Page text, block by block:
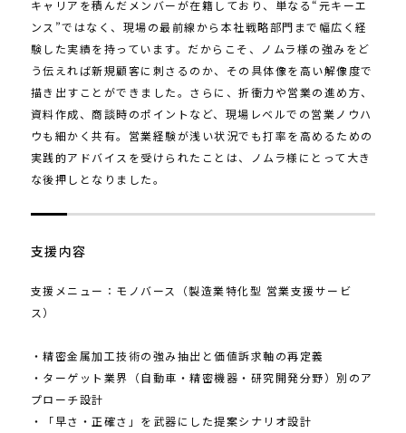
キャリアを積んだメンバーが在籍しており、単なる“元キーエ
ンス”ではなく、現場の最前線から本社戦略部門まで幅広く経
験した実績を持っています。だからこそ、ノムラ様の強みをど
う伝えれば新規顧客に刺さるのか、その具体像を高い解像度で
描き出すことができました。さらに、折衝力や営業の進め方、
資料作成、商談時のポイントなど、現場レベルでの営業ノウハ
ウも細かく共有。営業経験が浅い状況でも打率を高めるための
実践的アドバイスを受けられたことは、ノムラ様にとって大き
な後押しとなりました。
支援内容
支援メニュー：モノバース（製造業特化型 営業支援サービ
ス）
・精密金属加工技術の強み抽出と価値訴求軸の再定義
・ターゲット業界（自動車・精密機器・研究開発分野）別のア
プローチ設計
・「早さ・正確さ」を武器にした提案シナリオ設計